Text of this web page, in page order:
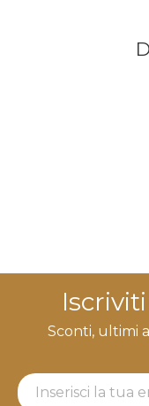
Sconti, ultimi
Newsletter Label